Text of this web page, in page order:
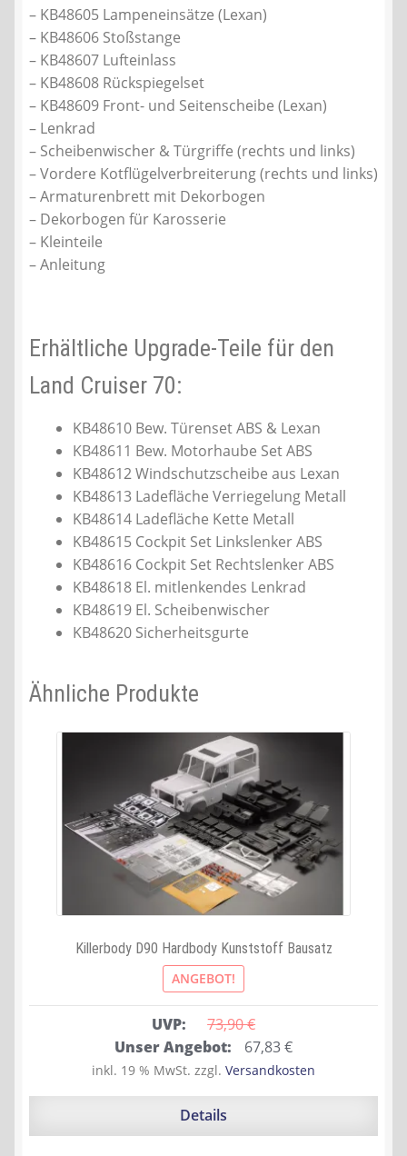
– KB48605 Lampeneinsätze (Lexan)
– KB48606 Stoßstange
– KB48607 Lufteinlass
– KB48608 Rückspiegelset
– KB48609 Front- und Seitenscheibe (Lexan)
– Lenkrad
– Scheibenwischer & Türgriffe (rechts und links)
– Vordere Kotflügelverbreiterung (rechts und links)
– Armaturenbrett mit Dekorbogen
– Dekorbogen für Karosserie
– Kleinteile
– Anleitung
Erhältliche Upgrade-Teile für den
Land Cruiser 70:
KB48610 Bew. Türenset ABS & Lexan
KB48611 Bew. Motorhaube Set ABS
KB48612 Windschutzscheibe aus Lexan
KB48613 Ladefläche Verriegelung Metall
KB48614 Ladefläche Kette Metall
KB48615 Cockpit Set Linkslenker ABS
KB48616 Cockpit Set Rechtslenker ABS
KB48618 El. mitlenkendes Lenkrad
KB48619 El. Scheibenwischer
KB48620 Sicherheitsgurte
Ähnliche Produkte
Killerbody D90 Hardbody Kunststoff Bausatz
ANGEBOT!
UVP: 73,90 €
Ursprünglicher
Preis
war:
Unser Angebot: 67,83€Aktueller
Preis
ist:
inkl. 19 % MwSt. zzgl. Versandkosten
Details